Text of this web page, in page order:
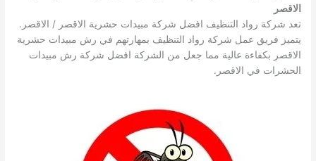
الاقصر
تعد شركة رواد التنظيف افضل شركة مبيدات حشرية الاقصر / الاقصر.
يتميز فريق عمل شركة رواد التنظيف بمهارتهم في رش مبيدات حشرية
الاقصر بكفاءة عالية مما جعل من الشركة افضل شركة رش مبيدات
الحشرات في الاقصر.